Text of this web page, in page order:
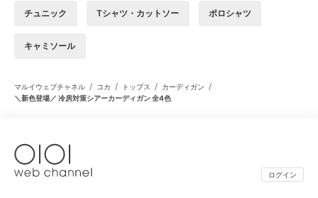
チュニック Tシャツ・カットソー ポロシャツ
キャミソール
マルイウェブチャネル / コカ / トップス / カーディガン /
＼新色登場／ 冷房対策シアーカーディガン 全4色
ログイン